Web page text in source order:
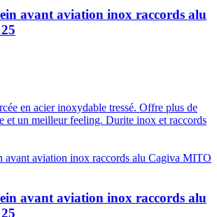
avant aviation inox raccords alu
en acier inoxydable tressé. Offre plus de
et un meilleur feeling. Durite inox et raccords
avant aviation inox raccords alu